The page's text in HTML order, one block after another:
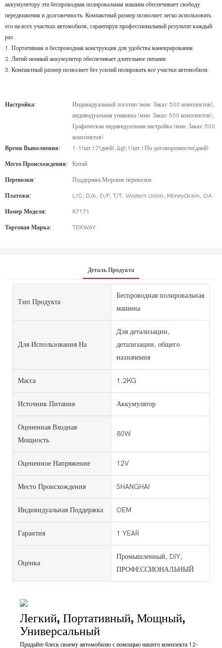
аккумулятору эта беспроводная полировальная машина обеспечивает свободу
передвижения и долговечность. Компактный размер позволяет легко использовать
его на всех участках автомобиля, гарантируя профессиональный результат каждый
раз.
1. Портативная и беспроводная конструкция для удобства маневрирования.
2. Литий-ионный аккумулятор обеспечивает длительное питание.
3. Компактный размер позволяет без усилий полировать все участки автомобиля.
Настройка:
Индивидуальный логотип (мин. Заказ: 500 комплектов),
индивидуальная упаковка (мин. Заказ: 500 комплектов),
Графическая индивидуальная настройка (мин. Заказ: 500
комплектов)
Время Выполнения:
1-1(шт.):7(дней),&gt;1(шт.):По договоренности(дней)
Место Происхождения: Китай
Перевозки: Поддержка Морские перевозки
Платежи: L/C, D/A, D/P, T/T, Western Union, MoneyGram, OA
Номер Модели: R7171
Торговая Марка: TEKWAY
Деталь Продукта
Тип Продукта
Беспроводная полировальная
машина
Для Использования На
Для детализации,
детализации, общего
назначения
Масса 1.2KG
Источник Питания Аккумулятор
Оцененная Входная
Мощность
80W
Оцененное Напряжение 12V
Место Происхождения SHANGHAI
Индивидуальная Поддержка OEM
Гарантия 1 YEAR
Оценка
Промышленный, DIY,
ПРОФЕССИОНАЛЬНЫЙ
Легкий, Портативный, Мощный,
Универсальный
Придайте блеск своему автомобилю с помощью нашего комплекта 12-